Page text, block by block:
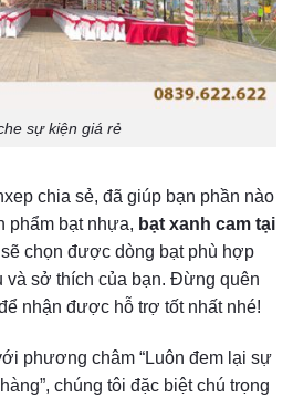
sự kiện giá rẻ
chia sẻ, đã giúp bạn phần nào
phẩm bạt nhựa, bạt xanh cam tại
chọn được dòng bạt phù hợp
và sở thích của bạn. Đừng quên
nhận được hỗ trợ tốt nhất nhé!
phương châm “Luôn đem lại sự
chúng tôi đặc biệt chú trọng